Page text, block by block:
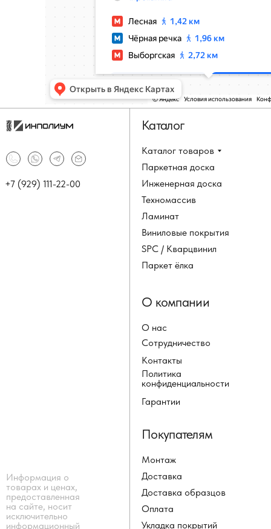
Каталог товаров
Паркетная доска
Инженерная доска
Техномассив
+7 (929) 111-22-00
Информация о
товарах и ценах,
предоставленная
на сайте, носит
исключительно
информационный
Каталог
Ламинат
Виниловые покрытия
SPC / Кварцвинил
Паркет ёлка
О нас
Сотрудничество
Контакты
Политика
конфиденциальности
О компании
Монтаж
Доставка
Доставка образцов
Оплата
Покупателям
Укладка покрытий
Гарантии